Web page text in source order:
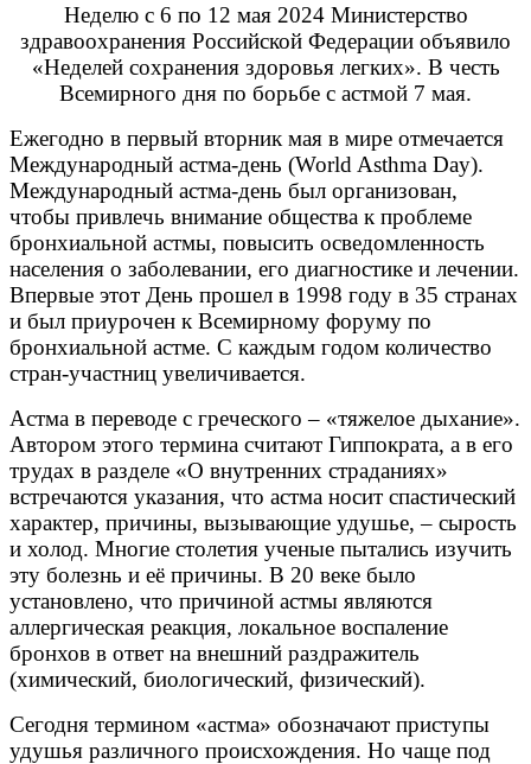
Неделю с 6 по 12 мая 2024 Министерство
здравоохранения Российской Федерации объявило
«Неделей сохранения здоровья легких». В честь
Всемирного дня по борьбе с астмой 7 мая.
Ежегодно в первый вторник мая в мире отмечается
Международный астма-день (World Asthma Day).
Международный астма-день был организован,
чтобы привлечь внимание общества к проблеме
бронхиальной астмы, повысить осведомленность
населения о заболевании, его диагностике и лечении.
Впервые этот День прошел в 1998 году в 35 странах
и был приурочен к Всемирному форуму по
бронхиальной астме. С каждым годом количество
стран-участниц увеличивается.
Астма в переводе с греческого – «тяжелое дыхание».
Автором этого термина считают Гиппократа, а в его
трудах в разделе «О внутренних страданиях»
встречаются указания, что астма носит спастический
характер, причины, вызывающие удушье, – сырость
и холод. Многие столетия ученые пытались изучить
эту болезнь и её причины. В 20 веке было
установлено, что причиной астмы являются
аллергическая реакция, локальное воспаление
бронхов в ответ на внешний раздражитель
(химический, биологический, физический).
Сегодня термином «астма» обозначают приступы
удушья различного происхождения. Но чаще под